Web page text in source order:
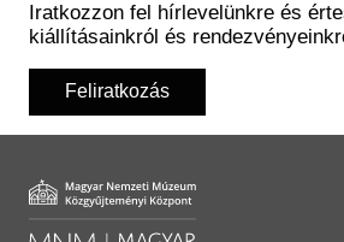
Iratkozzon fel hírlevelünkre és
kiállításainkról és
Feliratkozás